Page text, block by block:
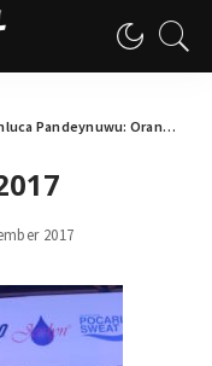
Orang Manado Di Bawah Mistar PSPS Riau
2017